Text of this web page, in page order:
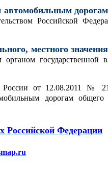
автомобильным дорогам
Российской
местного значения
государственной
от 12.08.2011 №
дорогам общего
Российской Федерации